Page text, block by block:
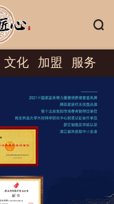
文化 加盟 服务